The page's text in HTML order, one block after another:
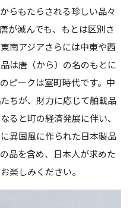
らもたらされる珍しい品々
が滅んでも、もとは区別さ
南アジアさらには中東や西
は唐（から）の名のもとに
ピークは室町時代です。中
ちが、財力に応じて舶載品
ると町の経済発展に伴い、
異国風に作られた日本製品
品を含め、日本人が求めた
楽しみください。